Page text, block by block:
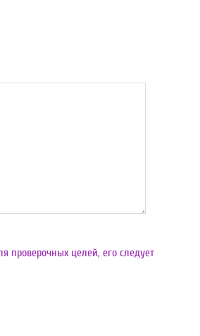
проверочных целей, его следует